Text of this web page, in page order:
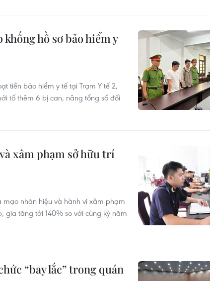
hồ sơ bảo hiểm y
tiền bảo hiểm y tế tại Trạm Y tế 2,
tố thêm 6 bị can, nâng tổng số đối
xâm phạm sở hữu trí
nhãn hiệu và hành vi xâm phạm
gia tăng tới 140% so với cùng kỳ năm
“bay lắc” trong quán